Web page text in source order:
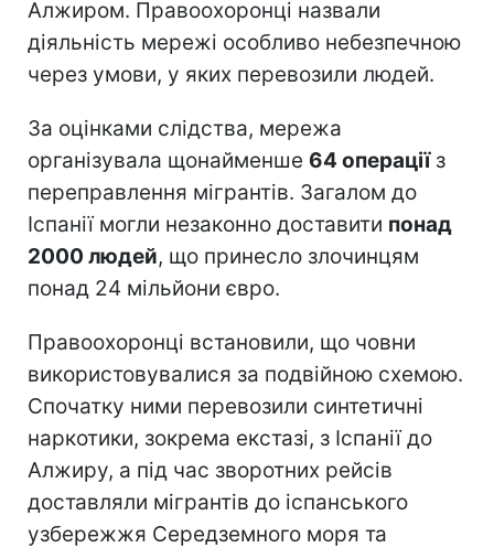
Алжиром. Правоохоронці назвали
діяльність мережі особливо небезпечною
через умови, у яких перевозили людей.
За оцінками слідства, мережа
організувала щонайменше 64 операціїз
переправлення мігрантів. Загалом до
Іспанії могли незаконно доставити понад
2000 людей, що принесло злочинцям
понад 24 мільйони євро.
Правоохоронці встановили, що човни
використовувалися за подвійною схемою.
Спочатку ними перевозили синтетичні
наркотики, зокрема екстазі, з Іспанії до
Алжиру, а під час зворотних рейсів
доставляли мігрантів до іспанського
узбережжя Середземного моря та